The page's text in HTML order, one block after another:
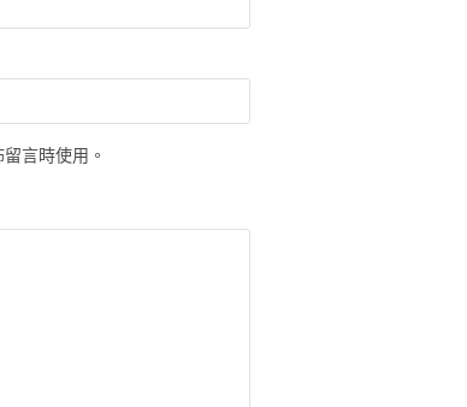
言時使用。